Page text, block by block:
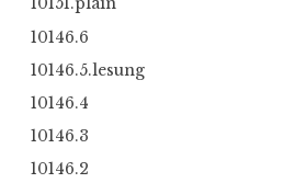
10146.6
10146.5.lesung
10146.4
10146.3
10146.2